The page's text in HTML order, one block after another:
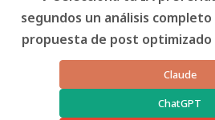
segundos un análisis
propuesta de post optimizado
Claude
ChatGPT